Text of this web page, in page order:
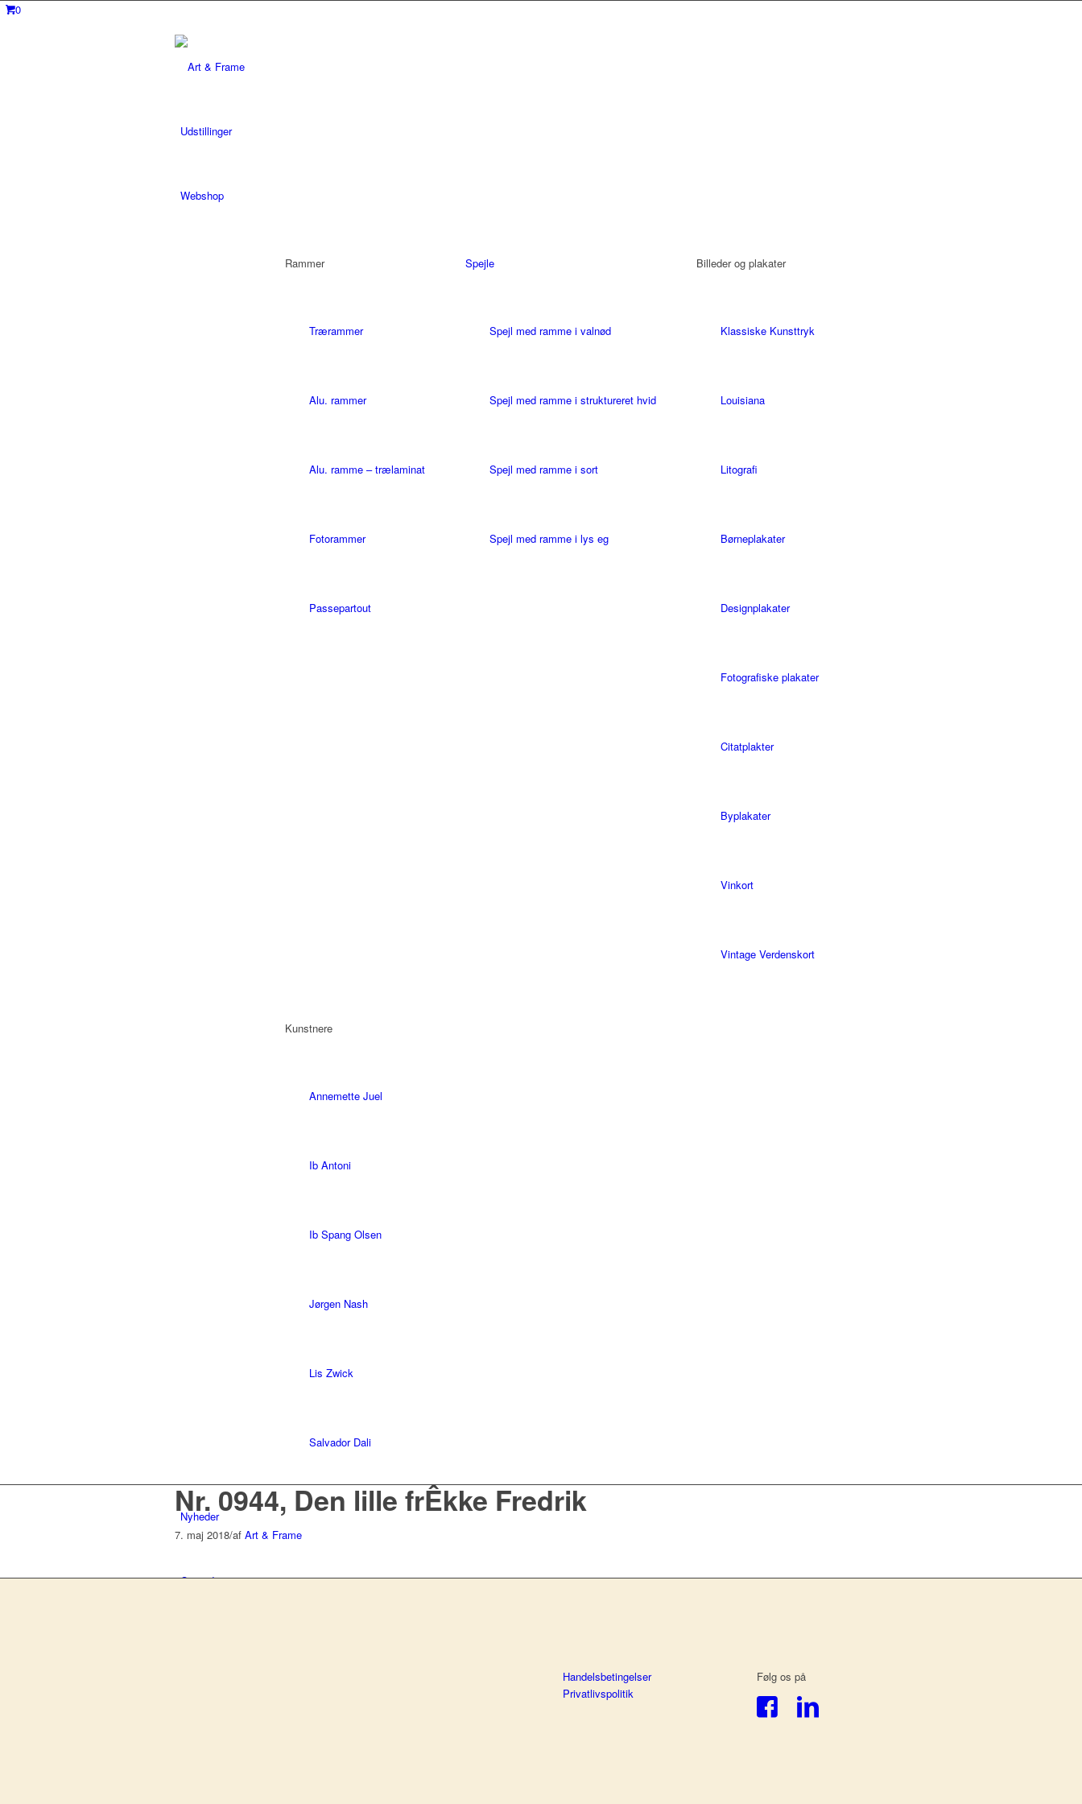
0
Udstillinger
Webshop
Rammer
Trærammer
Alu. rammer
Alu. ramme – trælaminat
Fotorammer
Passepartout
Spejle
Spejl med ramme i valnød
Spejl med ramme i struktureret hvid
Spejl med ramme i sort
Spejl med ramme i lys eg
Billeder og plakater
Klassiske Kunsttryk
Louisiana
Litografi
Børneplakater
Designplakater
Fotografiske plakater
Citatplakter
Byplakater
Vinkort
Vintage Verdenskort
Kunstnere
Annemette Juel
Ib Antoni
Ib Spang Olsen
Jørgen Nash
Lis Zwick
Salvador Dali
Nyheder
Om indramning
Nr. 0944, Den lille frÊkke Fredrik
7. maj 2018/af Art & Frame
Handelsbetingelser
Privatlivspolitik
Følg os på